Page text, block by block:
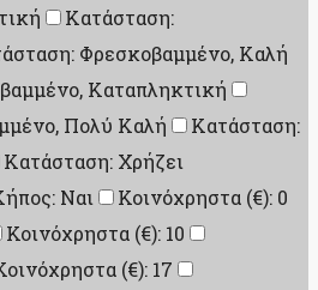
Κατάσταση:
Φρεσκοβαμμένο, Καλή
Καταπληκτική
Πολύ Καλή
Κατάσταση:
Κατάσταση: Χρήζει
Ναι
Κοινόχρηστα (€): 0
Κοινόχρηστα (€): 10
(€): 17